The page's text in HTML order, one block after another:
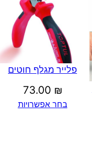
פלייר מגלף חוטים
73.00 ₪
בחר אפשרויות